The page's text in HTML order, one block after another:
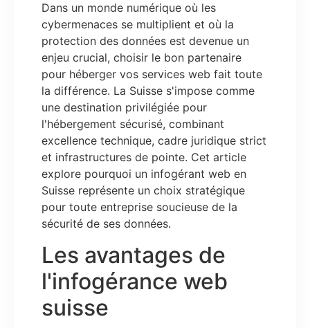
Dans un monde numérique où les
cybermenaces se multiplient et où la
protection des données est devenue un
enjeu crucial, choisir le bon partenaire
pour héberger vos services web fait toute
la différence. La Suisse s'impose comme
une destination privilégiée pour
l'hébergement sécurisé, combinant
excellence technique, cadre juridique strict
et infrastructures de pointe. Cet article
explore pourquoi un infogérant web en
Suisse représente un choix stratégique
pour toute entreprise soucieuse de la
sécurité de ses données.
Les avantages de
l'infogérance web
suisse